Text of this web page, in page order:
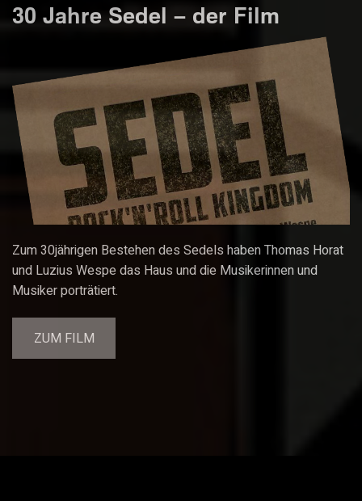
30 Jahre Sedel – der Film
Zum 30jährigen Bestehen des Sedels haben Thomas Horat
und Luzius Wespe das Haus und die Musikerinnen und
Musiker porträtiert.
ZUM FILM